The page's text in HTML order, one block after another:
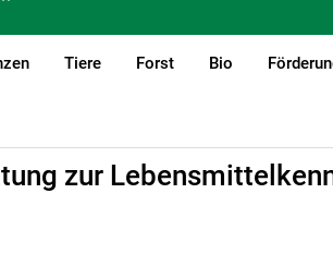
Tiere Forst Bio
zur